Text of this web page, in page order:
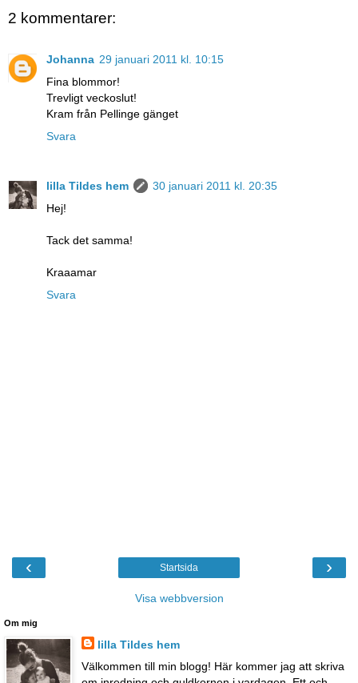
2 kommentarer:
Johanna 29 januari 2011 kl. 10:15
Fina blommor!
Trevligt veckoslut!
Kram från Pellinge gänget
Svara
lilla Tildes hem
30 januari 2011 kl. 20:35
Hej!
Tack det samma!
Kraaamar
Svara
‹ ›
Startsida
Visa webbversion
Om mig
lilla Tildes hem
Välkommen till min blogg! Här kommer jag att skriva